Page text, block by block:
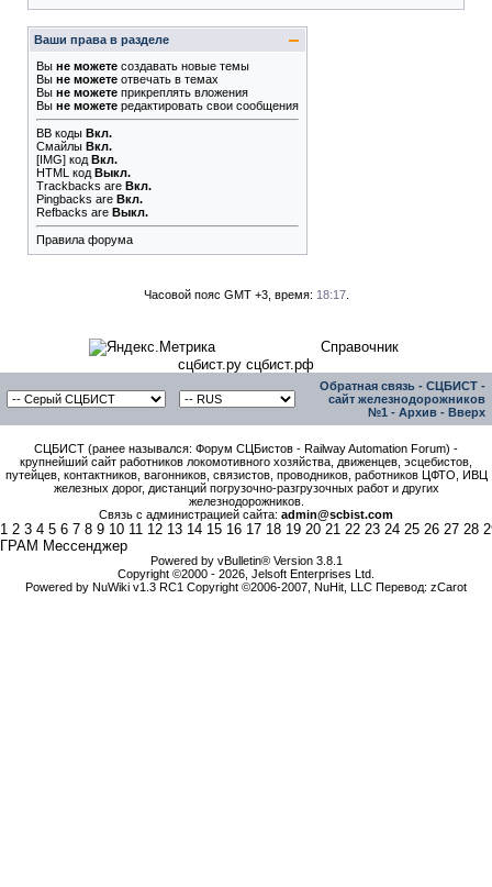
Ваши права в разделе
Вы не можете создавать новые темы
Вы не можете отвечать в темах
Вы не можете прикреплять вложения
Вы не можете редактировать свои сообщения
BB коды Вкл.
Смайлы Вкл.
[IMG] код Вкл.
HTML код Выкл.
Trackbacks are Вкл.
Pingbacks are Вкл.
Refbacks are Выкл.
Правила форума
Часовой пояс GMT +3, время: 18:17.
Справочник
сцбист.ру сцбист.рф
Обратная связь - СЦБИСТ -
сайт железнодорожников
№1 - Архив - Вверх
СЦБИСТ (ранее назывался: Форум СЦБистов - Railway Automation Forum) -
крупнейший сайт работников локомотивного хозяйства, движенцев, эсцебистов,
путейцев, контактников, вагонников, связистов, проводников, работников ЦФТО, ИВЦ
железных дорог, дистанций погрузочно-разгрузочных работ и других
железнодорожников.
Связь с администрацией сайта: admin@scbist.com
1 2 3 4 5 6 7 8 9 10 11 12 13 14 15 16 17 18 19 20 21 22 23 24 25 26 27 28
ГРАМ Мессенджер
Powered by vBulletin® Version 3.8.1
Copyright ©2000 - 2026, Jelsoft Enterprises Ltd.
Powered by NuWiki v1.3 RC1 Copyright ©2006-2007, NuHit, LLC Перевод: zCarot